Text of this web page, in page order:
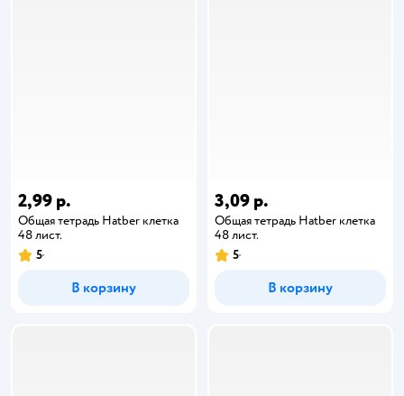
2,99 р.
Общая тетрадь Hatber клетка
48 лист.
5
В корзину
3,09 р.
Общая тетрадь Hatber клетка
48 лист.
5
В корзину